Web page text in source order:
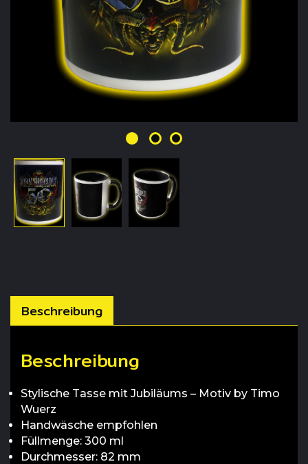
Beschreibung
Beschreibung
Stylische Tasse mit Jubiläums – Motiv by Timo
Wuerz
Handwäsche empfohlen
Füllmenge: 300 ml
Durchmesser: 82 mm